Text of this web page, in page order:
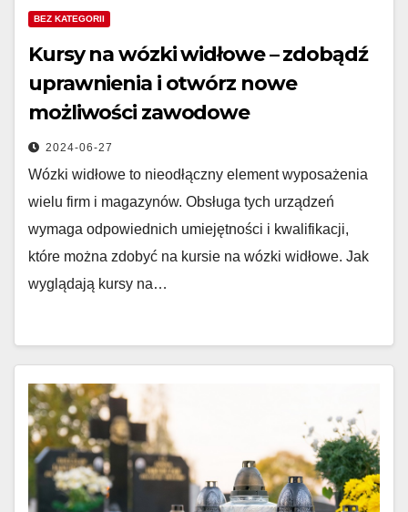
BEZ KATEGORII
Kursy na wózki widłowe – zdobądź
uprawnienia i otwórz nowe
możliwości zawodowe
2024-06-27
Wózki widłowe to nieodłączny element wyposażenia
wielu firm i magazynów. Obsługa tych urządzeń
wymaga odpowiednich umiejętności i kwalifikacji,
które można zdobyć na kursie na wózki widłowe. Jak
wyglądają kursy na…